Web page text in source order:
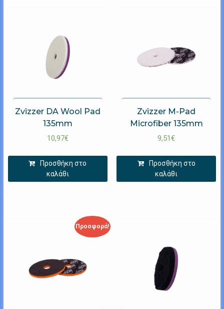
Zvizzer DA Wool Pad
135mm
10,97€
Προσθήκη στο
καλάθι
Zvizzer M-Pad
Microfiber 135mm
9,51€
Προσθήκη στο
καλάθι
Προσφορά!